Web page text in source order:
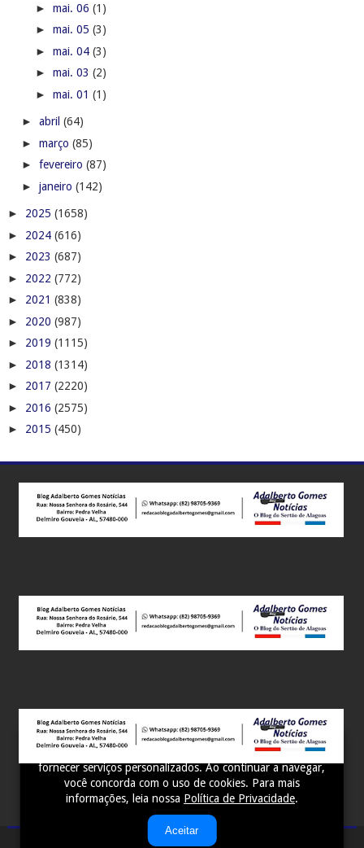
Este site utiliza cookies para melhorar sua experiência e
fornecer serviços personalizados. Ao continuar a navegar,
você concorda com o uso de cookies. Para mais
informações, leia nossa Política de Privacidade.
Aceitar
► mai. 06 (1)
► mai. 05 (3)
► mai. 04 (3)
► mai. 03 (2)
► mai. 01 (1)
► abril (64)
► março (85)
► fevereiro (87)
► janeiro (142)
► 2025 (1658)
► 2024 (616)
► 2023 (687)
► 2022 (772)
► 2021 (838)
► 2020 (987)
► 2019 (1115)
► 2018 (1314)
► 2017 (2220)
► 2016 (2575)
► 2015 (450)